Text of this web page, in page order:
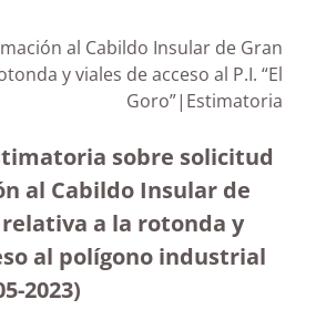
al Cabildo Insular de Gran
y viales de acceso al P.I. “El
Goro”|Estimatoria
sobre solicitud
al Cabildo Insular de
a la rotonda y
al polígono industrial
2023)